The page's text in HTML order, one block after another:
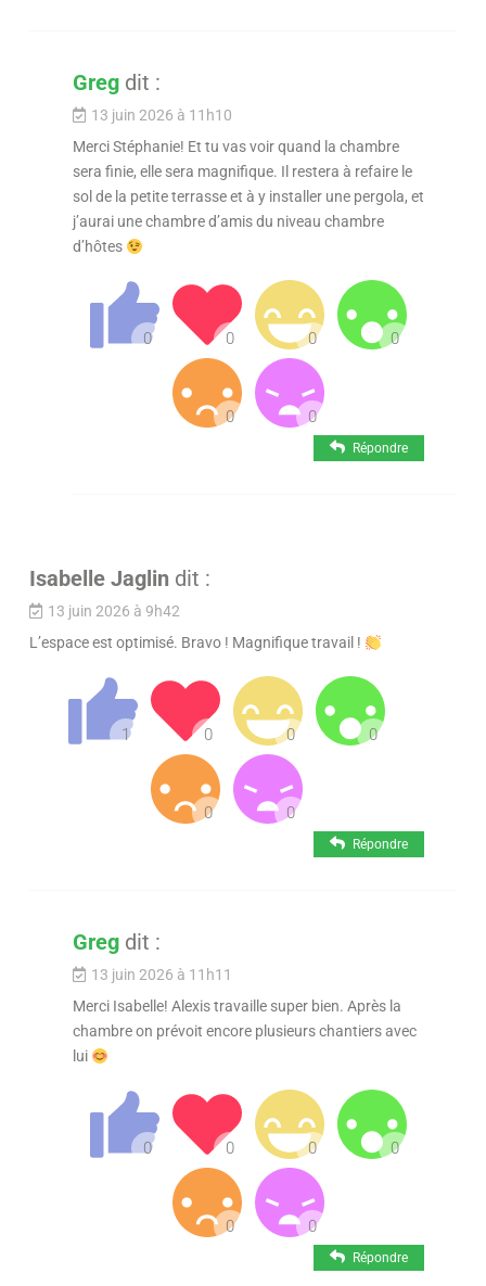
Greg dit :
13 juin 2026 à 11h10
Merci Stéphanie! Et tu vas voir quand la chambre
sera finie, elle sera magnifique. Il restera à refaire le
sol de la petite terrasse et à y installer une pergola, et
j’aurai une chambre d’amis du niveau chambre
d’hôtes
Répondre
Isabelle Jaglin dit :
13 juin 2026 à 9h42
L’espace est optimisé. Bravo ! Magnifique travail !
Répondre
Greg dit :
13 juin 2026 à 11h11
Merci Isabelle! Alexis travaille super bien. Après la
chambre on prévoit encore plusieurs chantiers avec
lui
Répondre